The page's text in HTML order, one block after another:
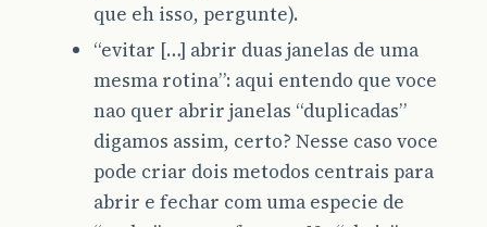
que eh isso, pergunte).
“evitar […] abrir duas janelas de uma
mesma rotina”: aqui entendo que voce
nao quer abrir janelas “duplicadas”
digamos assim, certo? Nesse caso voce
pode criar dois metodos centrais para
abrir e fechar com uma especie de